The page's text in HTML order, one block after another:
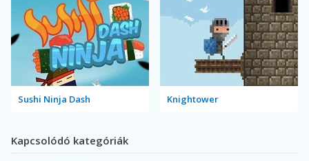
Sushi Ninja Dash Knightower
Kapcsolódó kategóriák